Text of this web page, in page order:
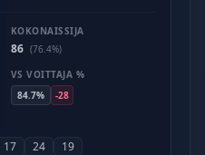
KOKONAISSIJA
86 (76.4%)
VS VOITTAJA %
84.7%
-28
17 24 19